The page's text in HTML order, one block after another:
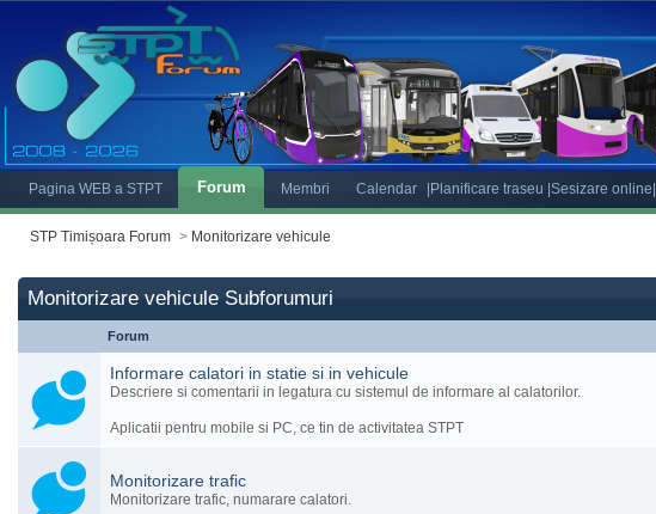
Pagina WEB a STPT Forum Membri Calendar |Planificare traseu |Sesizare online|
STP Timișoara Forum > Monitorizare vehicule
Monitorizare vehicule Subforumuri
Forum
Informare calatori in statie si in vehicule
Descriere si comentarii in legatura cu sistemul de informare al calatorilor.
Aplicatii pentru mobile si PC, ce tin de activitatea STPT
Monitorizare trafic
Monitorizare trafic, numarare calatori.